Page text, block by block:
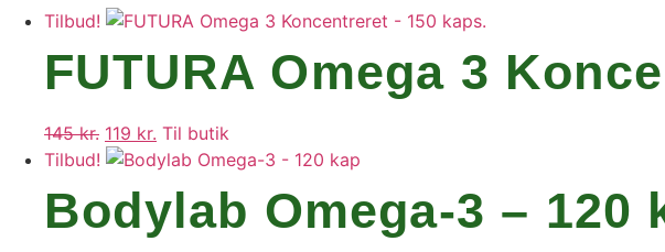
Tilbud!
FUTURA Omega 3
145kr. Den
oprindelige
pris
var:
145 kr..
119 kr. Den
aktuelle
pris
er:
119 kr..
Til butik
Tilbud!
Bodylab Omega-3 – 120